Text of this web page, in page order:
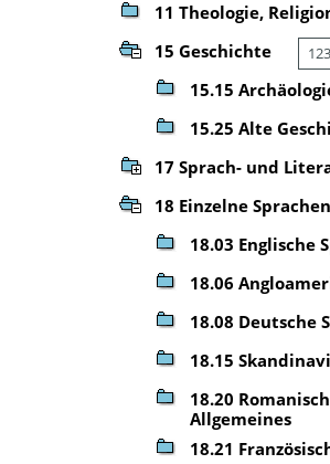
11 Theologie,
15 Geschichte
15.15
15.25 Alte
17 Sprach- und
18 Einzelne
18.03 Englische
18.06
18.08 Deutsche
18.15
18.20
Allgemeines
18.21